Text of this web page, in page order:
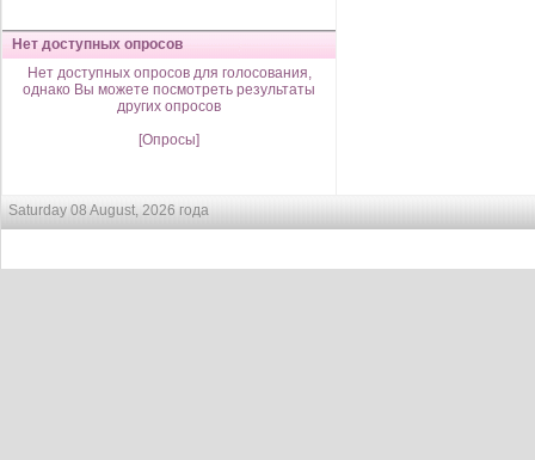
Нет доступных опросов
Нет доступных опросов для голосования,
однако Вы можете посмотреть результаты
других опросов
[Опросы]
Saturday 08 August, 2026 года